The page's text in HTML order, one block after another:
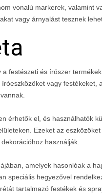
vonalú markerek, valamint
vagy árnyalást tesznek
festészeti és írószer
íróeszközöket vagy festékeket,
érhetők el, és használhatók
Ezeket az
használják.
amelyek hasonlóak a
speciális hegyezővel
tartalmazó festékek és